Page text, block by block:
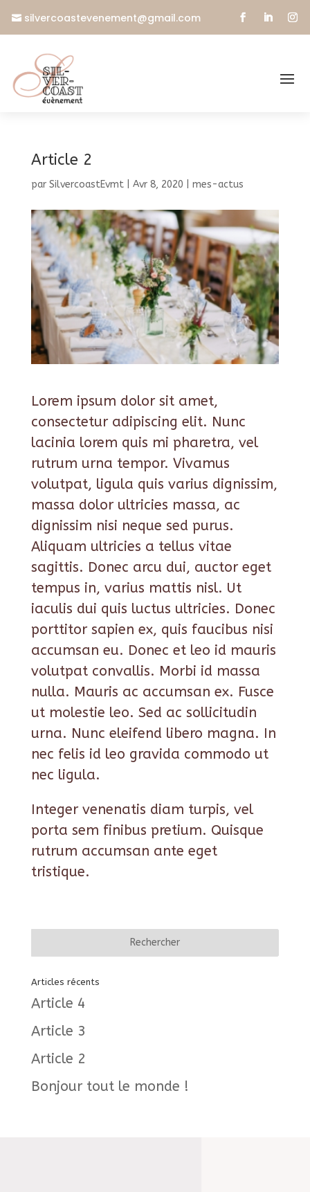
silvercoastevenement@gmail.com
Article 2
par SilvercoastEvmt| Avr 8, 2020 mes-actus
Lorem ipsum dolor sit amet,
consectetur adipiscing elit. Nunc
lacinia lorem quis mi pharetra, vel
rutrum urna tempor. Vivamus
volutpat, ligula quis varius dignissim,
massa dolor ultricies massa, ac
dignissim nisi neque sed purus.
Aliquam ultricies a tellus vitae
sagittis. Donec arcu dui, auctor eget
tempus in, varius mattis nisl. Ut
iaculis dui quis luctus ultricies. Donec
porttitor sapien ex, quis faucibus nisi
accumsan eu. Donec et leo id mauris
volutpat convallis. Morbi id massa
nulla. Mauris ac accumsan ex. Fusce
ut molestie leo. Sed ac sollicitudin
urna. Nunc eleifend libero magna. In
nec felis id leo gravida commodo ut
nec ligula.
Integer venenatis diam turpis, vel
porta sem finibus pretium. Quisque
rutrum accumsan ante eget
tristique.
Articles récents
Article 4
Article 3
Article 2
Bonjour tout le monde !